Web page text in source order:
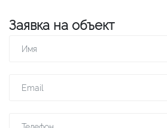
Заявка на объект